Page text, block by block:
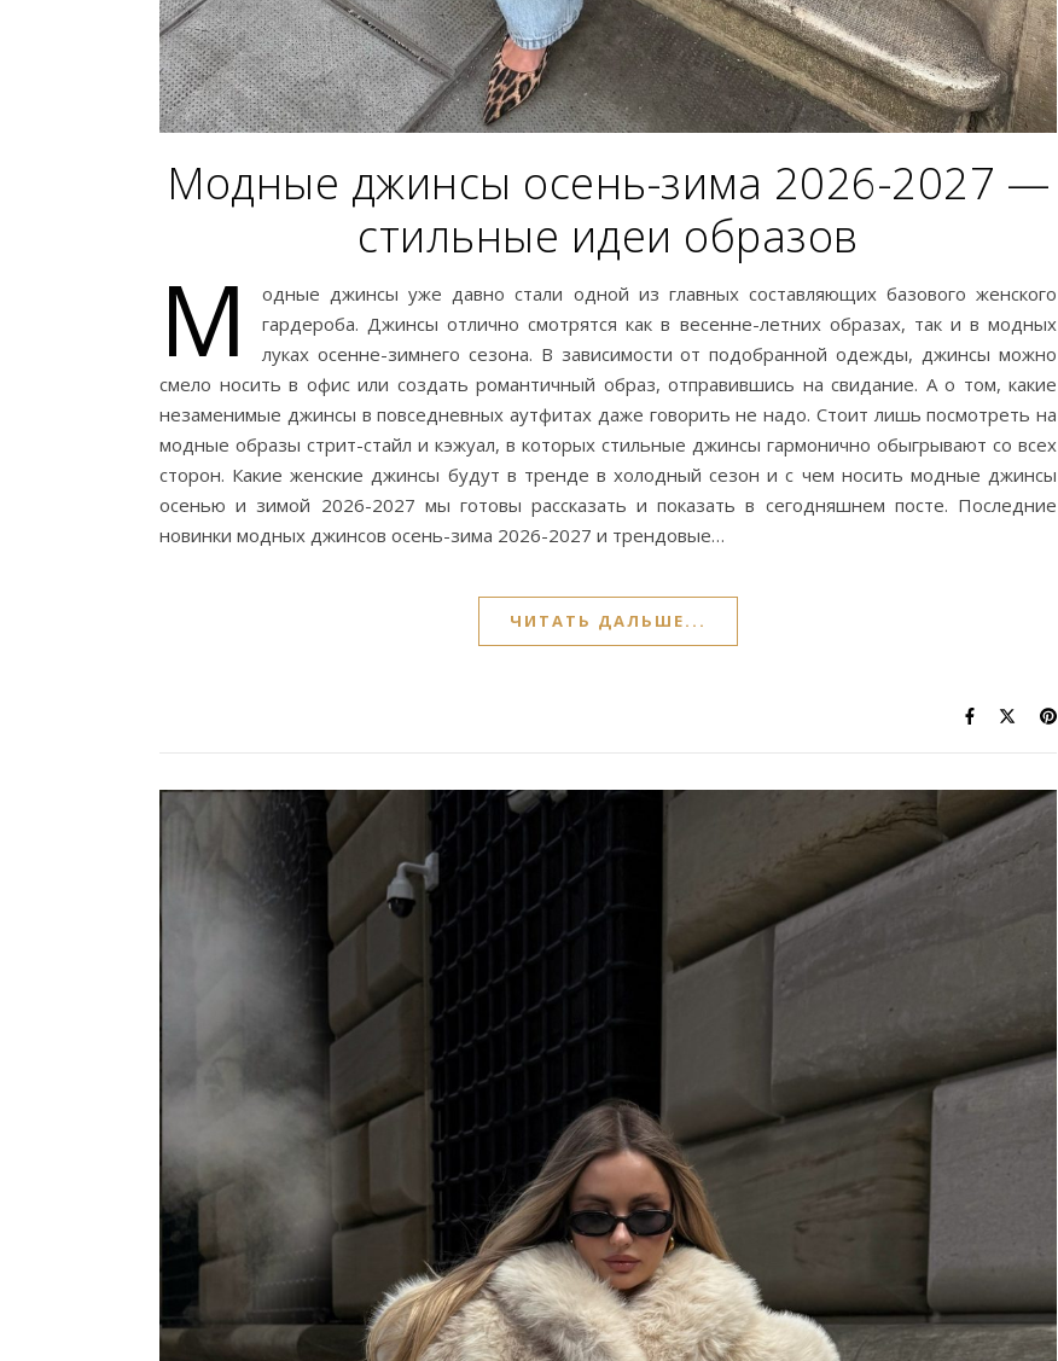
Модные джинсы осень-зима 2026-2027 —
стильные идеи образов
М
одные джинсы уже давно стали одной из главных составляющих базового женского
гардероба. Джинсы отлично смотрятся как в весенне-летних образах, так и в модных
луках осенне-зимнего сезона. В зависимости от подобранной одежды, джинсы можно
смело носить в офис или создать романтичный образ, отправившись на свидание. А о том, какие
незаменимые джинсы в повседневных аутфитах даже говорить не надо. Стоит лишь посмотреть на
модные образы стрит-стайл и кэжуал, в которых стильные джинсы гармонично обыгрывают со всех
сторон. Какие женские джинсы будут в тренде в холодный сезон и с чем носить модные джинсы
осенью и зимой 2026-2027 мы готовы рассказать и показать в сегодняшнем посте. Последние
новинки модных джинсов осень-зима 2026-2027 и трендовые…
ЧИТАТЬ ДАЛЬШЕ...